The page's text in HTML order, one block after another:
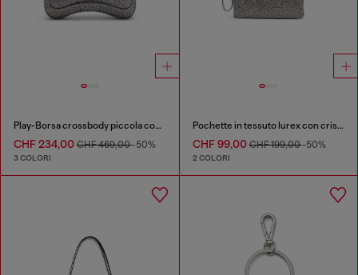
Play-Borsa crossbody piccola con strass
CHF 234,00 CHF 469,00-50%
3 COLORI
Pochette in tessuto lurex con cristalli
CHF 99,00CHF 199,00-50%
2 COLORI